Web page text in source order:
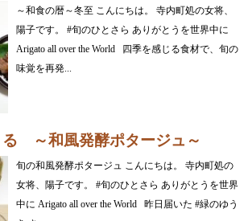
～和食の暦～冬至 こんにちは。 寺内町処の女将、
陽子です。 #旬のひとさら ありがとうを世界中に
Arigato all over the World 四季を感じる食材で、旬の
味覚を再発...
る ～和風発酵ポタージュ～
旬の和風発酵ポタージュ こんにちは。 寺内町処の
女将、陽子です。 #旬のひとさら ありがとうを世界
中に Arigato all over the World 昨日届いた #緑のゆう